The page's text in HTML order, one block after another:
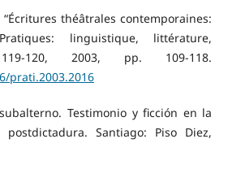
“Écritures théâtrales contemporaines:
linguistique, littérature,
120, 2003, pp. 109-118.
prati.2003.2016
Testimonio y ficción en la
Santiago: Piso Diez,